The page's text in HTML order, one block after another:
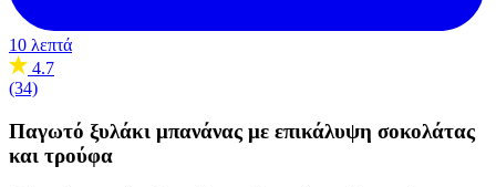
10 λεπτά
4.7
(34)
Παγωτό ξυλάκι μπανάνας με επικάλυψη σοκολάτας
και τρούφα